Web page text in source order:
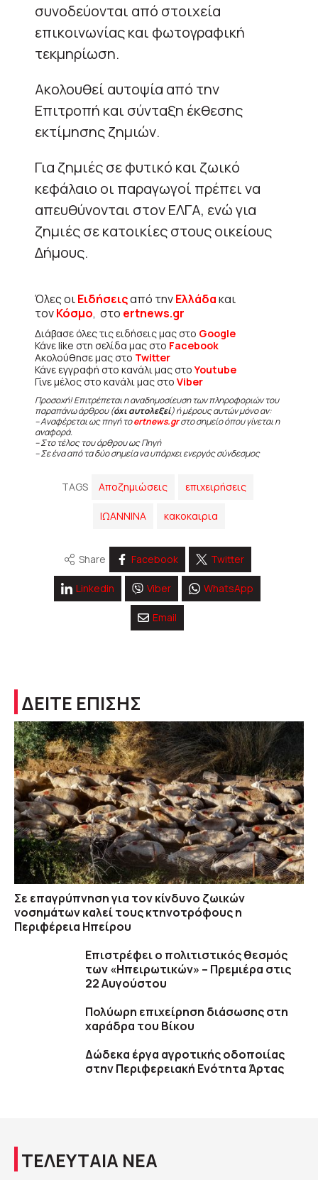
συνοδεύονται από στοιχεία
επικοινωνίας και φωτογραφική
τεκμηρίωση.
Ακολουθεί αυτοψία από την
Επιτροπή και σύνταξη έκθεσης
εκτίμησης ζημιών.
Για ζημιές σε φυτικό και ζωικό
κεφάλαιο οι παραγωγοί πρέπει να
απευθύνονται στον ΕΛΓΑ, ενώ για
ζημιές σε κατοικίες στους οικείους
Δήμους.
Όλες οιΕιδήσειςαπό τηνΕλλάδακαι
τονΚόσμο, στο ertnews.gr
Διάβασε όλες τις ειδήσεις μας στο Google
Κάνε like στη σελίδα μας στο Facebook
Ακολούθησε μας στο Twitter
Κάνε εγγραφή στο κανάλι μας στοYoutube
Γίνε μέλος στο κανάλι μας στο Viber
Προσοχή! Επιτρέπεται η αναδημοσίευση των πληροφοριών του
παραπάνω άρθρου (όχι αυτολεξεί) ή μέρους αυτών μόνο αν:
– Αναφέρεται ως πηγή τοertnews.grστο σημείο όπου γίνεται η
αναφορά.
– Στο τέλος του άρθρου ως Πηγή
– Σε ένα από τα δύο σημεία να υπάρχει ενεργός σύνδεσμος
TAGS Αποζημιώσεις επιχειρήσεις
ΙΩΑΝΝΙΝΑ κακοκαιρια
Share Facebook Twitter
Linkedin Viber WhatsApp
Email
ΔΕΙΤΕ ΕΠΙΣΗΣ
Σε επαγρύπνηση για τον κίνδυνο ζωικών
νοσημάτων καλεί τους κτηνοτρόφους η
Περιφέρεια Ηπείρου
Επιστρέφει ο πολιτιστικός θεσμός
των «Ηπειρωτικών» – Πρεμιέρα στις
22 Αυγούστου
Πολύωρη επιχείρηση διάσωσης στη
χαράδρα του Βίκου
Δώδεκα έργα αγροτικής οδοποιίας
στην Περιφερειακή Ενότητα Άρτας
ΤΕΛΕΥΤΑΙΑ ΝΕΑ